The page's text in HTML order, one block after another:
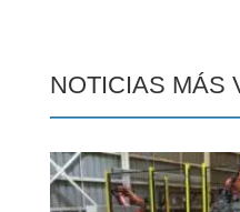
NOTICIAS MÁS